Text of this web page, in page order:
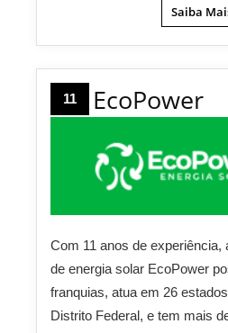
Saiba
11 EcoPower
Com 11 anos de experiência,
de energia solar EcoPower
franquias, atua em 26
Distrito Federal, e tem mais